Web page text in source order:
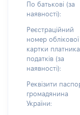
По батькові (за
наявності):
Реєстраційний
номер облікової
картки платника
податків (за
наявності):
Реквізити
громадянина
України: